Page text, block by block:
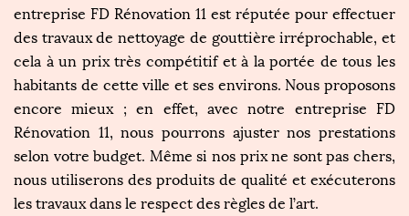
entreprise FD Rénovation 11 est réputée pour effectuer
des travaux de nettoyage de gouttière irréprochable, et
cela à un prix très compétitif et à la portée de tous les
habitants de cette ville et ses environs. Nous proposons
encore mieux ; en effet, avec notre entreprise FD
Rénovation 11, nous pourrons ajuster nos prestations
selon votre budget. Même si nos prix ne sont pas chers,
nous utiliserons des produits de qualité et exécuterons
les travaux dans le respect des règles de l’art.